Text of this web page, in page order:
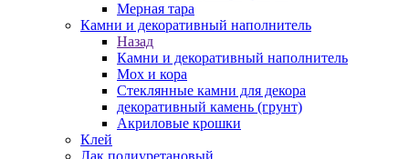
Мерная тара
Камни и декоративный наполнитель
Назад
Камни и декоративный наполнитель
Мох и кора
Стеклянные камни для декора
декоративный камень (грунт)
Акриловые крошки
Клей
Лак полиуретановый